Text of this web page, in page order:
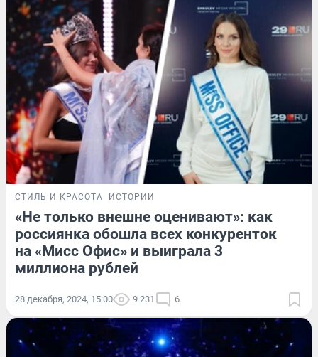
СТИЛЬ И КРАСОТА ИСТОРИИ
«Не только внешне оценивают»: как
россиянка обошла всех конкуренток
на «Мисс Офис» и выиграла 3
миллиона рублей
28 декабря, 2024, 15:00 9 231 6